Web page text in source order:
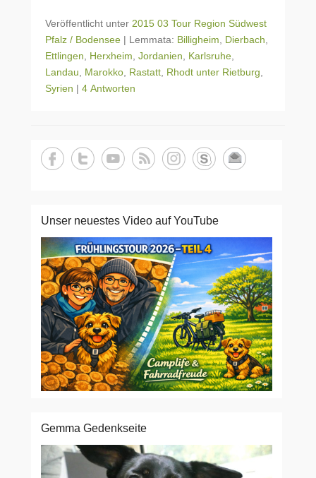
Veröffentlicht unter 2015 03 Tour Region Südwest
Pfalz / Bodensee | Lemmata: Billigheim Dierbach
Ettlingen
Herxheim Jordanien Karlsruhe
Landau
Marokko Rastatt Rhodt unter Rietburg
Syrien | 4 Antworten
Unser neuestes Video auf YouTube
Gemma Gedenkseite